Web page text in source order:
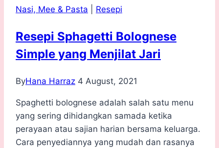
Menjilat
Nasi, Mee & Pasta Resepi
Resepi Sphagetti Bolognese
Simple yang Menjilat Jari
ByHana Harraz 4 August, 2021
Spaghetti bolognese adalah salah satu menu
yang sering dihidangkan samada ketika
perayaan atau sajian harian bersama keluarga.
Cara penyediannya yang mudah dan rasanya